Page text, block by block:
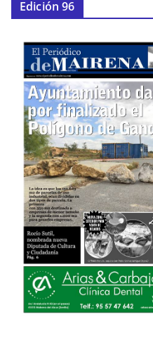
Edición 96